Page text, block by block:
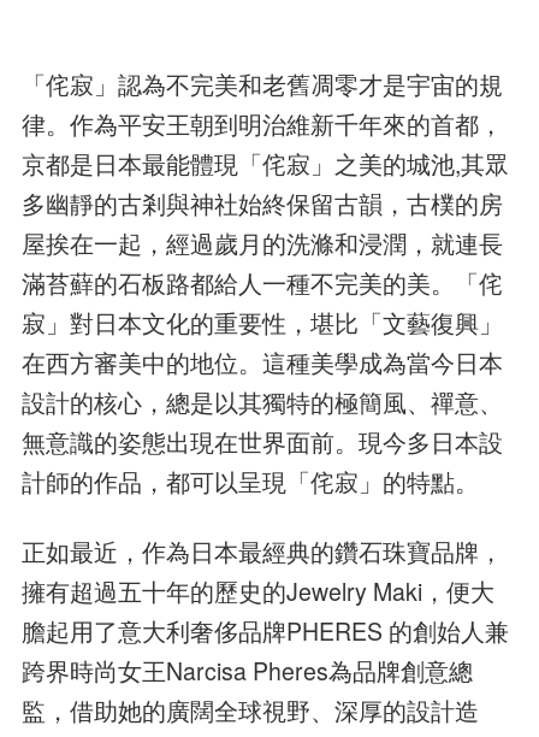
「侘寂」認為不完美和老舊凋零才是宇宙的規
律。作為平安王朝到明治維新千年來的首都，
京都是日本最能體現「侘寂」之美的城池,其眾
多幽靜的古剎與神社始終保留古韻，古樸的房
屋挨在一起，經過歲月的洗滌和浸潤，就連長
滿苔蘚的石板路都給人一種不完美的美。「侘
寂」對日本文化的重要性，堪比「文藝復興」
在西方審美中的地位。這種美學成為當今日本
設計的核心，總是以其獨特的極簡風、禪意、
無意識的姿態出現在世界面前。現今多日本設
計師的作品，都可以呈現「侘寂」的特點。
正如最近，作為日本最經典的鑽石珠寶品牌，
擁有超過五十年的歷史的Jewelry Maki，便大
膽起用了意大利奢侈品牌PHERES 的創始人兼
跨界時尚女王Narcisa Pheres為品牌創意總
監，借助她的廣闊全球視野、深厚的設計造